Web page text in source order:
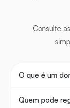
Consulte
O que é um
Quem pode